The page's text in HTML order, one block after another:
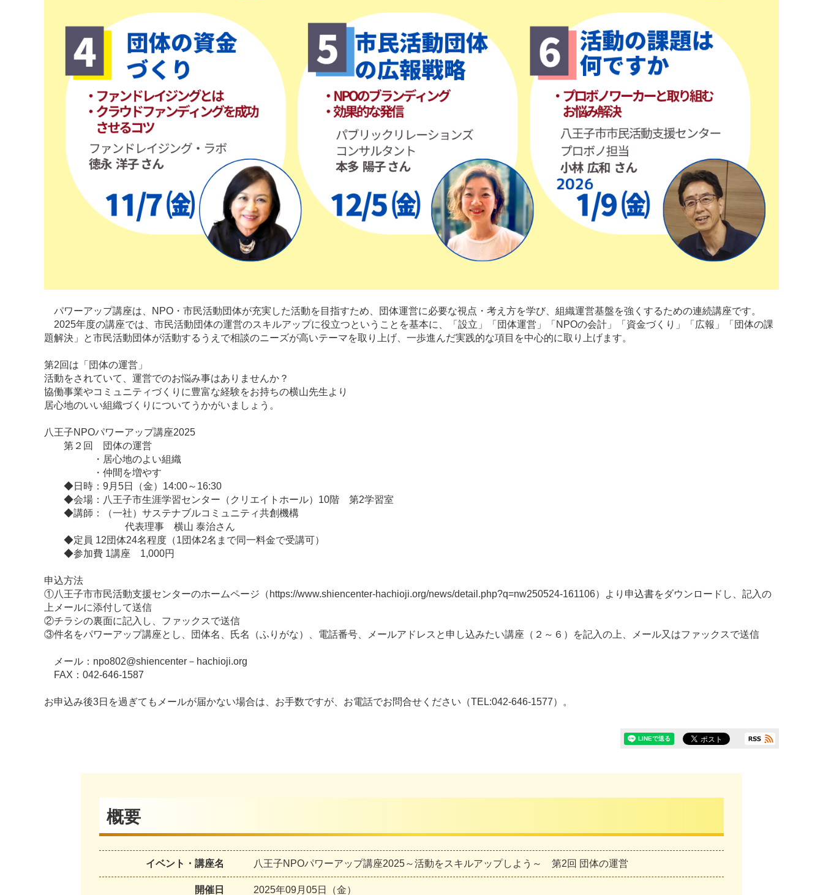
パワーアップ講座は、NPO・市民活動団体が充実した活動を目指すため、団体運営に必要な視点・考え方を学び、組織運営基盤を強くするための連続講座です。
2025年度の講座では、市民活動団体の運営のスキルアップに役立つということを基本に、「設立」「団体運営」「NPOの会計」「資金づくり」「広報」「団体の課
題解決」と市民活動団体が活動するうえで相談のニーズが高いテーマを取り上げ、一歩進んだ実践的な項目を中心的に取り上げます。
第2回は「団体の運営」
活動をされていて、運営でのお悩み事はありませんか？
協働事業やコミュニティづくりに豊富な経験をお持ちの横山先生より
居心地のいい組織づくりについてうかがいましょう。
八王子NPOパワーアップ講座2025
第２回 団体の運営
・居心地のよい組織
・仲間を増やす
◆日時：9月5日（金）14:00～16:30
◆会場：八王子市生涯学習センター（クリエイトホール）10階 第2学習室
◆講師：（一社）サステナブルコミュニティ共創機構
代表理事 横山 泰治さん
◆定員 12団体24名程度（1団体2名まで同一料金で受講可）
◆参加費 1講座 1,000円
申込方法
①八王子市市民活動支援センターのホームページ（https://www.shiencenter-hachioji.org/news/detail.php?q=nw250524-161106）より申込書をダウンロードし、記入の
上メールに添付して送信
②チラシの裏面に記入し、ファックスで送信
③件名をパワーアップ講座とし、団体名、氏名（ふりがな）、電話番号、メールアドレスと申し込みたい講座（２～６）を記入の上、メール又はファックスで送信
メール：npo802@shiencenter－hachioji.org
FAX：042-646-1587
お申込み後3日を過ぎてもメールが届かない場合は、お手数ですが、お電話でお問合せください（TEL:042-646-1577）。
概要
イベント・講座名 八王子NPOパワーアップ講座2025～活動をスキルアップしよう～ 第2回 団体の運営
開催日 2025年09月05日（金）